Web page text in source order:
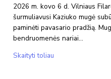
2026 m. kovo 6 d. Vilniaus
šurmuliavusi Kaziuko mugė
paminėti pavasario pradžią.
bendruomenės nariai…
Skaityti toliau